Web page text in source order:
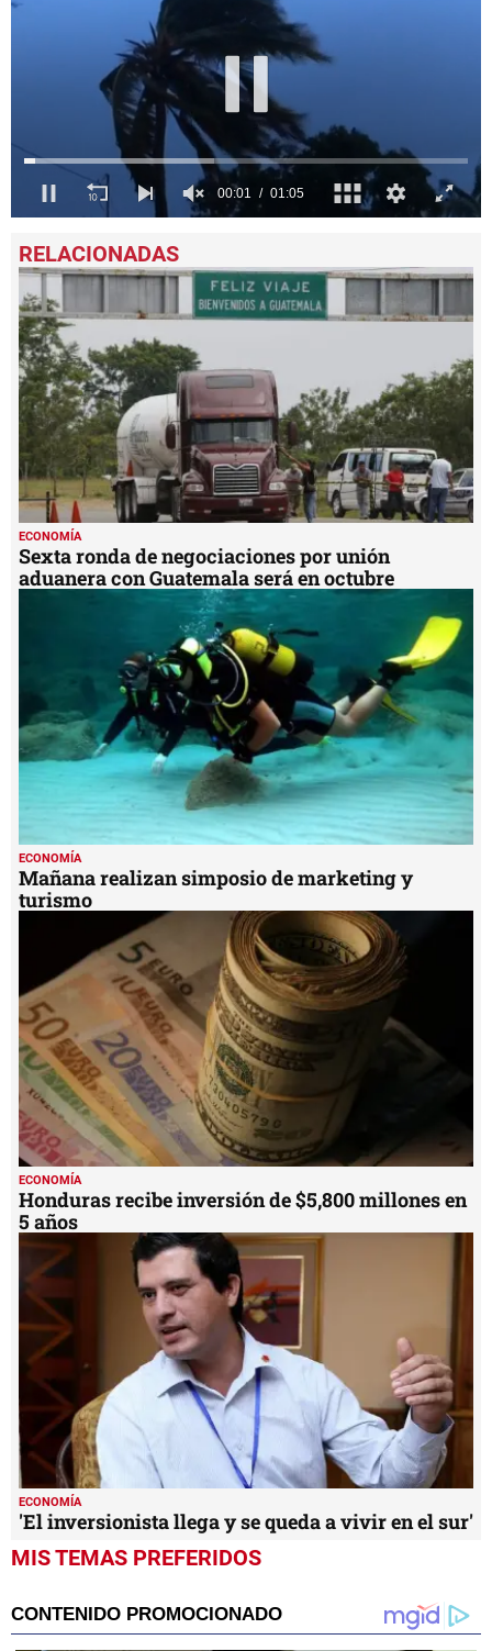
seconds
of
1
minute,
5
seconds
ECONOMÍA
Sexta ronda de negociaciones por unión
aduanera con Guatemala será en octubre
ECONOMÍA
Mañana realizan simposio de marketing y
turismo
ECONOMÍA
Honduras recibe inversión de $5,800 millones en
5 años
ECONOMÍA
'El inversionista llega y se queda a vivir en el sur'
MIS TEMAS PREFERIDOS